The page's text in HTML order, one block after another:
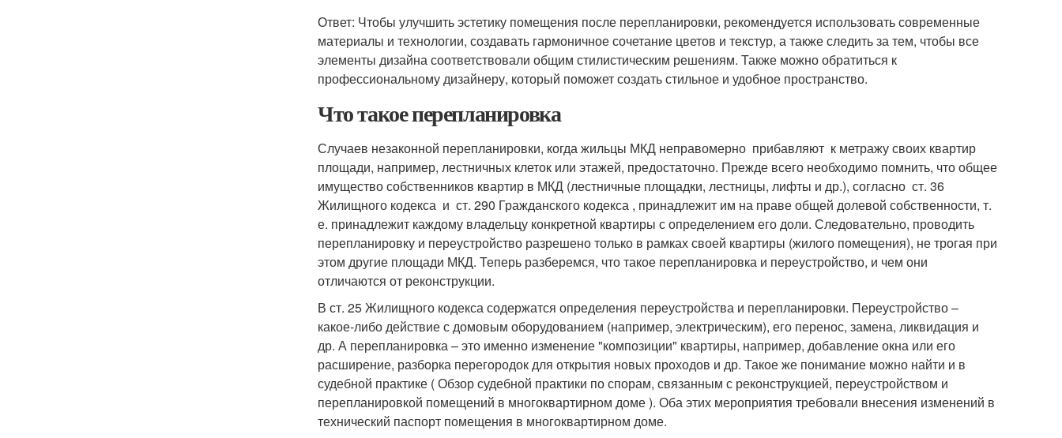
Ответ: Чтобы улучшить эстетику помещения после перепланировки, рекомендуется использовать современные
материалы и технологии, создавать гармоничное сочетание цветов и текстур, а также следить за тем, чтобы все
элементы дизайна соответствовали общим стилистическим решениям. Также можно обратиться к
профессиональному дизайнеру, который поможет создать стильное и удобное пространство.
Что такое перепланировка
Случаев незаконной перепланировки, когда жильцы МКД неправомерно прибавляют к метражу своих квартир
площади, например, лестничных клеток или этажей, предостаточно. Прежде всего необходимо помнить, что общее
имущество собственников квартир в МКД (лестничные площадки, лестницы, лифты и др.), согласно ст. 36
Жилищного кодекса и ст. 290 Гражданского кодекса , принадлежит им на праве общей долевой собственности, т.
е. принадлежит каждому владельцу конкретной квартиры с определением его доли. Следовательно, проводить
перепланировку и переустройство разрешено только в рамках своей квартиры (жилого помещения), не трогая при
этом другие площади МКД. Теперь разберемся, что такое перепланировка и переустройство, и чем они
отличаются от реконструкции.
В ст. 25 Жилищного кодекса содержатся определения переустройства и перепланировки. Переустройство –
какое-либо действие с домовым оборудованием (например, электрическим), его перенос, замена, ликвидация и
др. А перепланировка – это именно изменение "композиции" квартиры, например, добавление окна или его
расширение, разборка перегородок для открытия новых проходов и др. Такое же понимание можно найти и в
судебной практике ( Обзор судебной практики по спорам, связанным с реконструкцией, переустройством и
перепланировкой помещений в многоквартирном доме ). Оба этих мероприятия требовали внесения изменений в
технический паспорт помещения в многоквартирном доме.